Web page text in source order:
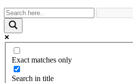
Exact matches only
Search in title